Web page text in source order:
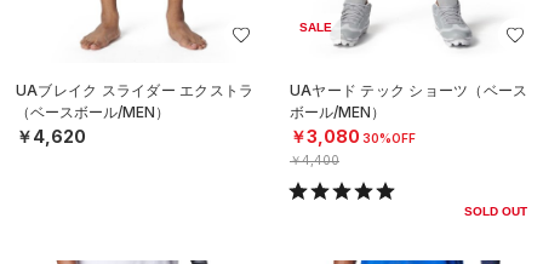
UAブレイク スライダー エクストラ
（ベースボール/MEN）
￥4,620
SALE
UAヤード テック ショーツ（ベース
ボール/MEN）
￥3,080 30%OFF
￥4,400
SOLD OUT